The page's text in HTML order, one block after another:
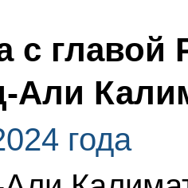
с главой
Али
года